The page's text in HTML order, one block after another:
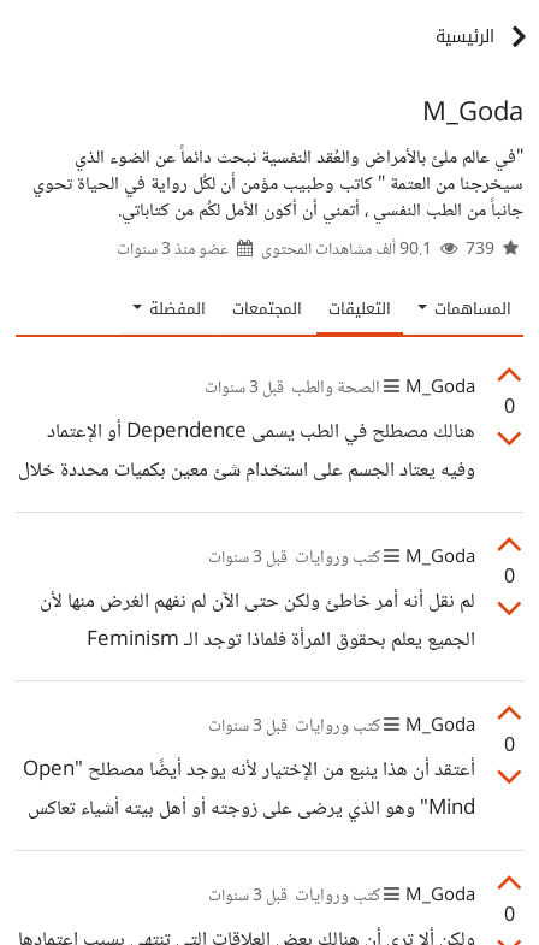
الرئيسية
M_Goda
"في عالم ملئ بالأمراض والعُقد النفسية نبحث دائماً عن الضوء الذي
سيخرجنا من العتمة " كاتب وطبيب مؤمن أن لكُل رواية في الحياة تحوي
جانباً من الطب النفسي ، أتمني أن أكون الأمل لكُم من كتاباتي.
عضو منذ3 سنوات
المساهمات التعليقات المجتمعات المفضلة
0
M_Goda الصحة والطب قبل 3 سنوات
هنالك مصطلح في الطب يسمى Dependence أو الإعتماد
وفيه يعتاد الجسم على استخدام شئ معين بكميات محددة خلال
اليوم ولكن الأمر ليس مطلقًا بالطبع ولكن يمكن تغييره بشكل
تدريجي لذا لا تيأس أبدًا لأن هنالك أمل في التحول من استخدام
الدوبامين في حل مشاكلك إلى السيرتونين وهذا سيغير شكل
حياتك للأبد.
0
M_Goda كتب وروايات قبل 3 سنوات
لم نقل أنه أمر خاطئ ولكن حتى الآن لم نفهم الغرض منها لأن
الجميع يعلم بحقوق المرأة فلماذا توجد الـ Feminism
وخصوصًا في ظل وجود تساوي في الفرص في كل شئ تقريبًا؟
هل تطالبون أن يتم معاملتكم مثل الرجال؟
0
M_Goda كتب وروايات قبل 3 سنوات
أعتقد أن هذا ينبع من الإختيار لأنه يوجد أيضًا مصطلح "Open
Mind" وهو الذي يرضى على زوجته أو أهل بيته أشياء تعاكس
طبيعته كرجل، لذا من الممكن أن يتفاهم الأشخاص من هذه
النوعية معهم ومتطلباتهم.
0
M_Goda كتب وروايات قبل 3 سنوات